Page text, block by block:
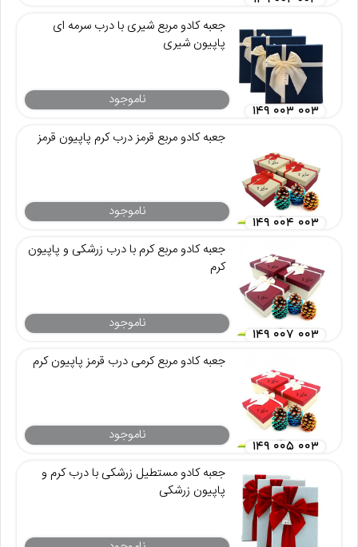
جعبه کادو مربع شیری با درب سرمه ای
پاپیون شیری
ناموجود
۱۴۹ ۰۰۳ ۰۰۳
جعبه کادو مربع قرمز درب کرم پاپیون قرمز
ناموجود
۱۴۹ ۰۰۴ ۰۰۳
جعبه کادو مربع کرم با درب زرشکی و پاپیون
کرم
ناموجود
۱۴۹ ۰۰۷ ۰۰۳
جعبه کادو مربع کرمی درب قرمز پاپیون کرم
ناموجود
۱۴۹ ۰۰۵ ۰۰۳
جعبه کادو مستطیل زرشکی با درب کرم و
پاپیون زرشکی